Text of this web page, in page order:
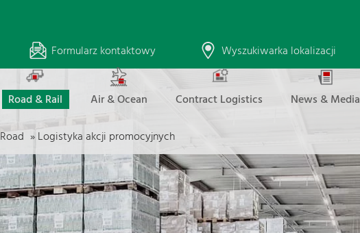
Formularz kontaktowy Wyszukiwarka lokalizacji
Road & Rail Air & Ocean Contract Logistics News & Media
Road »Logistyka akcji promocyjnych